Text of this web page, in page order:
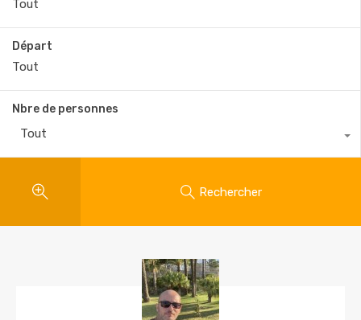
Départ
Nbre de personnes
Tout
Rechercher